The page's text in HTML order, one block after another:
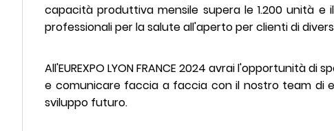
capacità produttiva mensile supera le 1.200 unità
professionali per la salute all'aperto per clienti di
All'EUREXPO LYON FRANCE 2024 avrai
e comunicare faccia a faccia con il nostro team di
sviluppo futuro.